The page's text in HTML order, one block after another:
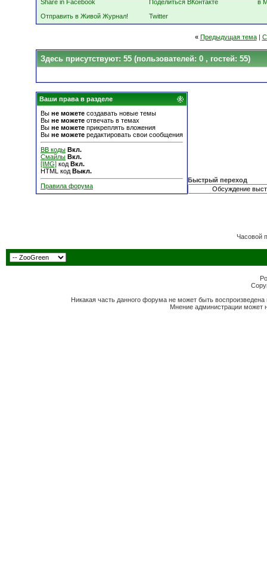
Share in Facebook
Поделиться ВКонтакте
в
Отправить в Живой Журнал!
Twitter
« Предыдущая тема|
Здесь присутствуют: 55 (пользователей: 0 , гостей: 55)
Ваши права в разделе
Вы не можете создавать новые темы
Вы не можете отвечать в темах
Вы не можете прикреплять вложения
Вы не можете редактировать свои сообщения
BB коды Вкл.
Смайлы Вкл.
[IMG] код Вкл.
HTML код Выкл.
Правила форума
Быстрый переход
Часовой
Никакая часть данного форума не может быть
Мнение администрации может